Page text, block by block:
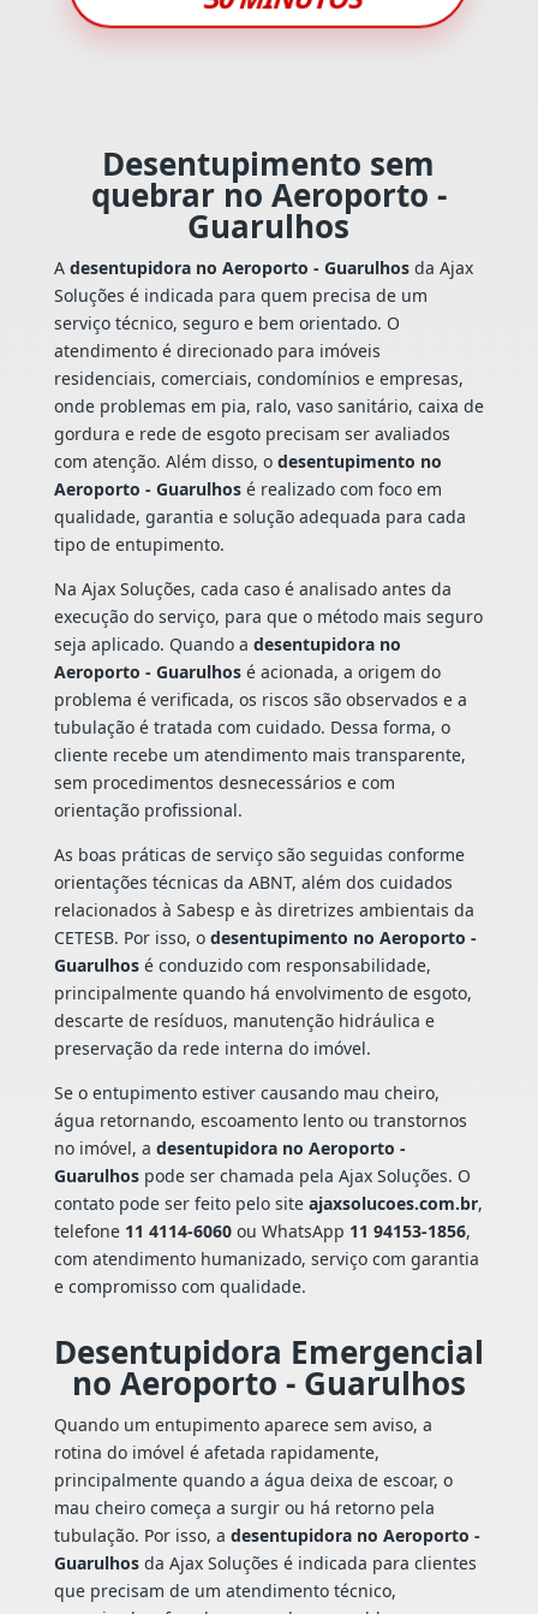
Desentupimento sem
quebrar no Aeroporto -
Guarulhos
A desentupidora no Aeroporto - Guarulhosda Ajax
Soluções é indicada para quem precisa de um
serviço técnico, seguro e bem orientado. O
atendimento é direcionado para imóveis
residenciais, comerciais, condomínios e empresas,
onde problemas em pia, ralo, vaso sanitário, caixa de
gordura e rede de esgoto precisam ser avaliados
com atenção. Além disso, o desentupimento no
Aeroporto - Guarulhosé realizado com foco em
qualidade, garantia e solução adequada para cada
tipo de entupimento.
Na Ajax Soluções, cada caso é analisado antes da
execução do serviço, para que o método mais seguro
seja aplicado. Quando a desentupidora no
Aeroporto - Guarulhosé acionada, a origem do
problema é verificada, os riscos são observados e a
tubulação é tratada com cuidado. Dessa forma, o
cliente recebe um atendimento mais transparente,
sem procedimentos desnecessários e com
orientação profissional.
As boas práticas de serviço são seguidas conforme
orientações técnicas da ABNT, além dos cuidados
relacionados à Sabesp e às diretrizes ambientais da
CETESB. Por isso, o desentupimento no Aeroporto -
Guarulhosé conduzido com responsabilidade,
principalmente quando há envolvimento de esgoto,
descarte de resíduos, manutenção hidráulica e
preservação da rede interna do imóvel.
Se o entupimento estiver causando mau cheiro,
água retornando, escoamento lento ou transtornos
no imóvel, a desentupidora no Aeroporto -
Guarulhospode ser chamada pela Ajax Soluções. O
contato pode ser feito pelo site ajaxsolucoes.com.br,
telefone 11 4114-6060ou WhatsApp 11 94153-1856,
com atendimento humanizado, serviço com garantia
e compromisso com qualidade.
Desentupidora Emergencial
no Aeroporto - Guarulhos
Quando um entupimento aparece sem aviso, a
rotina do imóvel é afetada rapidamente,
principalmente quando a água deixa de escoar, o
mau cheiro começa a surgir ou há retorno pela
tubulação. Por isso, a desentupidora no Aeroporto -
Guarulhosda Ajax Soluções é indicada para clientes
que precisam de um atendimento técnico,